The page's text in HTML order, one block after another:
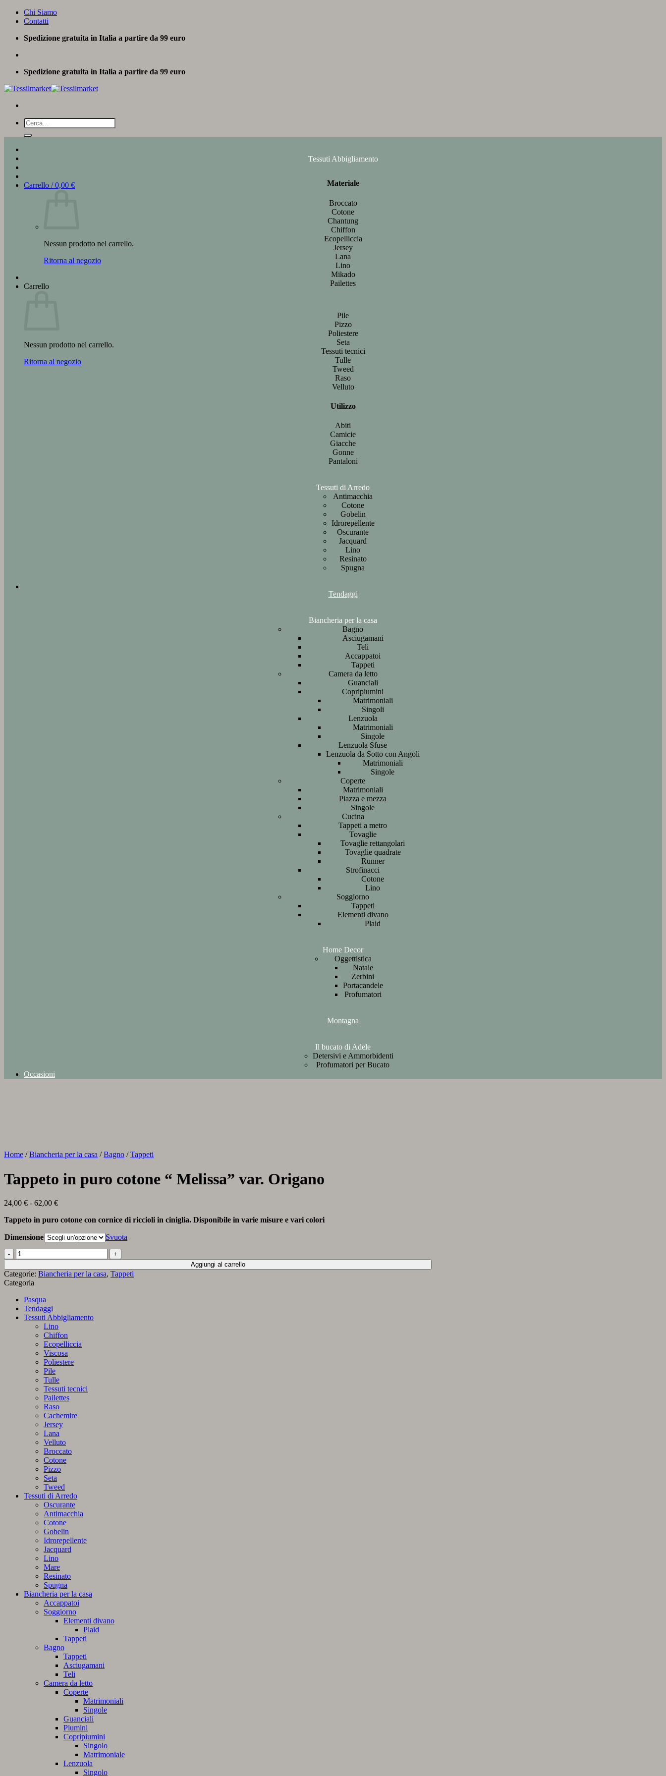
Salta
Chi Siamo
Contatti
Spedizione gratuita in Italia a partire da 99 euro
Spedizione gratuita in Italia a partire da 99 euro
Cerca:
Carrello /0,00 €
Nessun prodotto nel carrello.
Ritorna al negozio
Carrello
Nessun prodotto nel carrello.
Ritorna al negozio
Tessuti Abbigliamento
Materiale
Broccato
Cotone
Chantung
Chiffon
Ecopelliccia
Jersey
Lana
Lino
Mikado
Pailettes
Pile
Pizzo
Poliestere
Seta
Tessuti tecnici
Tulle
Tweed
Raso
Velluto
Utilizzo
Abiti
Camicie
Giacche
Gonne
Pantaloni
Tessuti di Arredo
Antimacchia
Cotone
Gobelin
Idrorepellente
Oscurante
Jacquard
Lino
Resinato
Spugna
Tendaggi
Biancheria per la casa
Bagno
Asciugamani
Teli
Accappatoi
Tappeti
Camera da letto
Guanciali
Copripiumini
Matrimoniali
Singoli
Lenzuola
Matrimoniali
Singole
Lenzuola Sfuse
Lenzuola da Sotto con Angoli
Matrimoniali
Singole
Coperte
Matrimoniali
Piazza e mezza
Singole
Cucina
Tappeti a metro
Tovaglie
Tovaglie rettangolari
Tovaglie quadrate
Runner
Strofinacci
Cotone
Lino
Soggiorno
Tappeti
Elementi divano
Plaid
Home Decor
Oggettistica
Natale
Zerbini
Portacandele
Profumatori
Montagna
Il bucato di Adele
Detersivi e Ammorbidenti
Profumatori per Bucato
Occasioni
Home / Biancheria per la casa / Bagno / Tappeti
Tappeto in puro cotone “ Melissa” var. Origano
24,00 € - 62,00 €Fascia
prezzo:
24,00 €
a
Tappeto in puro cotone con cornice di riccioli in ciniglia. Disponibile in varie misure e vari colori
Dimensione
Svuota
Tappeto
in
puro
cotone
“
Melissa”
var.
Origano
quantità
Aggiungi al carrello
Categorie: Biancheria per la casa, Tappeti
Categoria
Pasqua
Tendaggi
Tessuti Abbigliamento
Lino
Chiffon
Ecopelliccia
Viscosa
Poliestere
Pile
Tulle
Tessuti tecnici
Pailettes
Raso
Cachemire
Jersey
Lana
Velluto
Broccato
Cotone
Pizzo
Seta
Tweed
Tessuti di Arredo
Oscurante
Antimacchia
Cotone
Gobelin
Idrorepellente
Jacquard
Lino
Mare
Resinato
Spugna
Biancheria per la casa
Accappatoi
Soggiorno
Elementi divano
Plaid
Tappeti
Bagno
Tappeti
Asciugamani
Teli
Camera da letto
Coperte
Matrimoniali
Singole
Guanciali
Piumini
Copripiumini
Singolo
Matrimoniale
Lenzuola
Singolo